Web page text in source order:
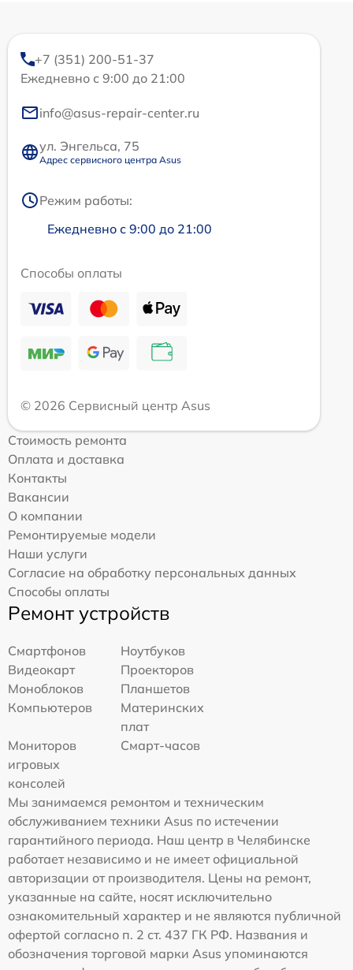
+7 (351) 200-51-37
Ежедневно с 9:00 до 21:00
info@asus-repair-center.ru
ул. Энгельса, 75
Адрес сервисного центра Asus
Режим работы:
Ежедневно с 9:00 до 21:00
Способы оплаты
© 2026 Сервисный центр Asus
Стоимость ремонта
Оплата и доставка
Контакты
Вакансии
О компании
Ремонтируемые модели
Наши услуги
Согласие на обработку персональных данных
Способы оплаты
Ремонт устройств
Смартфонов
Ноутбуков
Видеокарт
Проекторов
Моноблоков
Планшетов
Компьютеров
Материнских
плат
Мониторов
Смарт-часов
игровых
консолей
Мы занимаемся ремонтом и техническим
обслуживанием техники Asus по истечении
гарантийного периода. Наш центр в Челябинске
работает независимо и не имеет официальной
авторизации от производителя. Цены на ремонт,
указанные на сайте, носят исключительно
ознакомительный характер и не являются публичной
офертой согласно п. 2 ст. 437 ГК РФ. Названия и
обозначения торговой марки Asus упоминаются